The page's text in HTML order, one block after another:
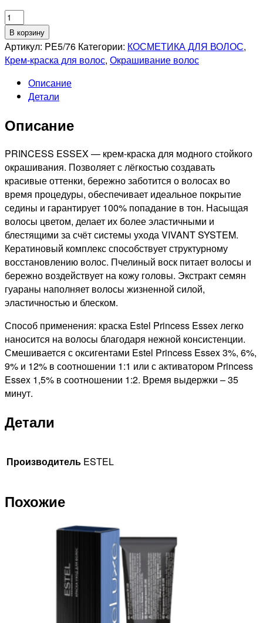
Количество
товара
ESTEL
PROFESSIONNEL
PRINCESS
ESSEX
КРЕМ-
ДЛЯ
ВОЛОС
СВЕТЛЫЙ
ШАТЕН
КОРИЧНЕВО-
ФИОЛЕТОВЫЙ,
60мл
В корзину
Артикул: PE5/76 Категории: КОСМЕТИКА ДЛЯ ВОЛОС,
Крем-краска для волос, Окрашивание волос
Описание
Детали
Описание
PRINCESS ESSEX — крем-краска для модного стойкого
окрашивания. Позволяет с лёгкостью создавать
красивые оттенки, бережно заботится о волосах во
время процедуры, обеспечивает идеальное покрытие
седины и гарантирует 100% попадание в тон. Насыщая
волосы цветом, делает их более эластичными и
блестящими за счёт системы ухода VIVANT SYSTEM.
Кератиновый комплекс способствует структурному
восстановлению волос. Пчелиный воск питает волосы и
бережно воздействует на кожу головы. Экстракт семян
гуараны наполняет волосы жизненной силой,
эластичностью и блеском.
Способ применения: краска Estel Princess Essex легко
наносится на волосы благодаря нежной консистенции.
Смешивается с оксигентами Estel Princess Essex 3%, 6%,
9% и 12% в соотношении 1:1 или с активатором Princess
Essex 1,5% в соотношении 1:2. Время выдержки – 35
минут.
Детали
Производитель ESTEL
Похожие